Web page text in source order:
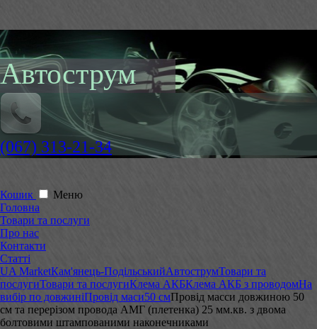
Автострум
(067) 313-21-34
Кошик
Меню
Головна
Товари та послуги
Про нас
Контакти
Статті
UA MarketКам'янець-ПодільськийАвтострумТовари та
послугиТовари та послугиКлема АКБКлема АКБ з проводомНа
вибір по довжиніПровід маси50 смПровід масси довжиною 50
см та перерізом провода АМГ (плетенка) 25 мм.кв. з двома
болтовими штампованими наконечниками